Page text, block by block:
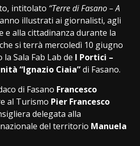
intitolato “Terre di Fasano – A
illustrati ai giornalisti, agli
alla cittadinanza durante la
si terrà mercoledì 10 giugno
Sala Fab Lab de I Portici –
“Ignazio Ciaia”di Fasano.
di Fasano Francesco
al Turismo Pier Francesco
delegata alla
del territorio Manuela